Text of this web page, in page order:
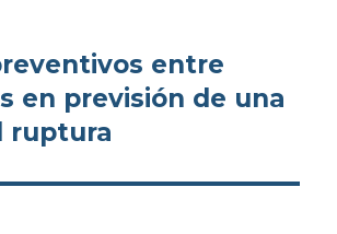
entre
en previsión de una
ruptura